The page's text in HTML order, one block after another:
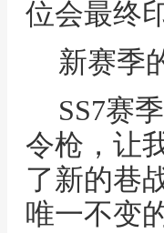
位会最终
新赛季
SS7赛
令枪，让
了新的巷
唯一不变